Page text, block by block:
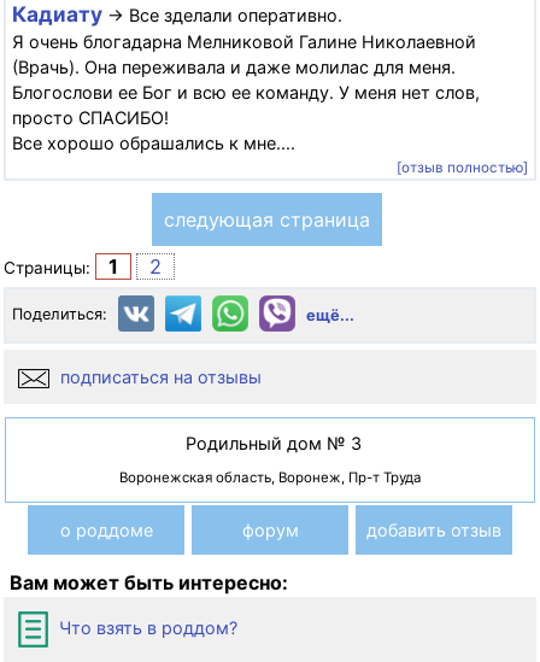
Кадиату → Все зделали оперативно.
Я очень блогадарна Мелниковой Галине Николаевной
(Врачь). Она переживала и даже молилас для меня.
Блогослови ее Бог и всю ее команду. У меня нет слов,
просто СПАСИБО!
Все хорошо обрашались к мне....
[отзыв полностью]
следующая страница
Страницы: 1 2
Поделиться: ещё...
подписаться на отзывы
Родильный дом № 3
Воронежская область, Воронеж, Пр-т Труда
о роддоме форум добавить отзыв
Вам может быть интересно:
Что взять в роддом?